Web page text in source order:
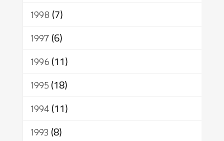
1998 (7)
1997(6)
1996(11)
1995(18)
1994(11)
1993 (8)